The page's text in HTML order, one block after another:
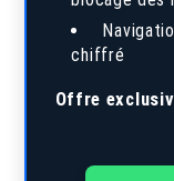
chiffré
Offre